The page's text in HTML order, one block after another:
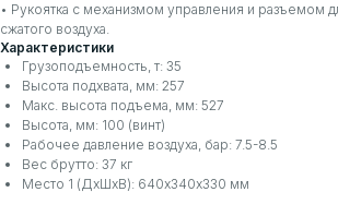
• Рукоятка с механизмом управления и разъемом
сжатого воздуха.
Характеристики
Грузоподъемность, т: 35
Высота подхвата, мм: 257
Макс. высота подъема, мм: 527
Высота, мм: 100 (винт)
Рабочее давление воздуха, бар: 7.5-8.5
Вес брутто: 37 кг
Место 1 (ДхШхВ): 640х340х330 мм